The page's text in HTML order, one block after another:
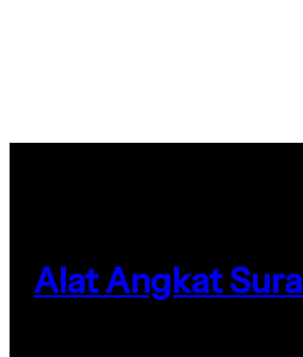
Alat Angkat